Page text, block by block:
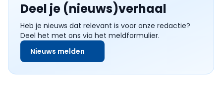
Deel je (nieuws)verhaal
Heb je nieuws dat relevant is voor onze redactie?
Deel het met ons via het meldformulier.
Nieuws melden